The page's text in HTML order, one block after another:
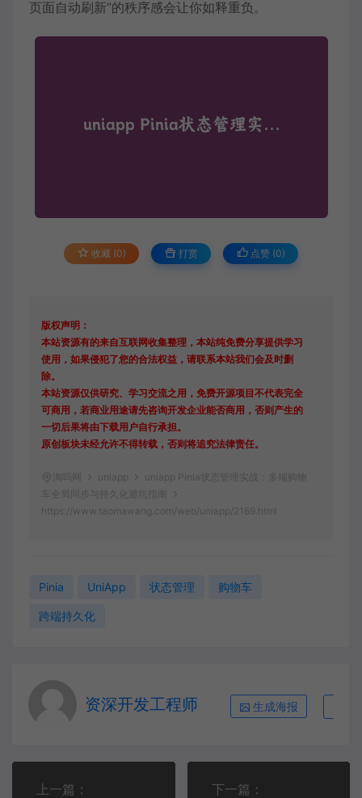
页面自动刷新”的秩序感会让你如释重负。
收藏 (0) 打赏 点赞 (0)
版权声明：
本站资源有的来自互联网收集整理，本站纯免费分享提供学习
使用，如果侵犯了您的合法权益，请联系本站我们会及时删
除。
本站资源仅供研究、学习交流之用，免费开源项目不代表完全
可商用，若商业用途请先咨询开发企业能否商用，否则产生的
一切后果将由下载用户自行承担。
原创板块未经允许不得转载，否则将追究法律责任。
淘吗网 uniapp
uniapp Pinia状态管理实战：多端购物
车全局同步与持久化避坑指南
https://www.taomawang.com/web/uniapp/2169.html
Pinia UniApp 状态管理 购物车
跨端持久化
资深开发工程师 生成海报
上一篇：
下一篇：